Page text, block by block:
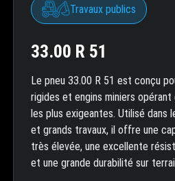
Travaux publics
33.00 R 51
Le pneu 33.00 R 51 est conçu
rigides et engins miniers opérant
les plus exigeantes. Utilisé dans
et grands travaux, il offre une
très élevée, une excellente
et une grande durabilité sur